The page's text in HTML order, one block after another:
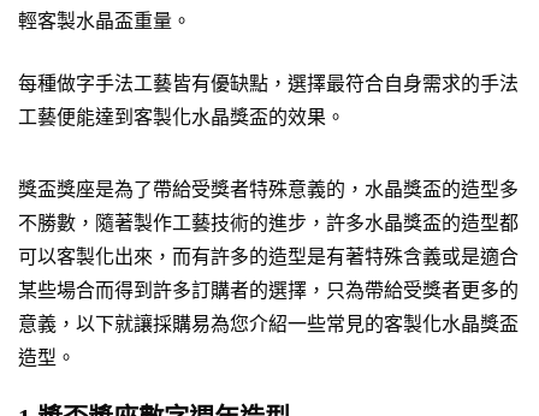
輕客製水晶盃重量。
每種做字手法工藝皆有優缺點，選擇最符合自身需求的手法
工藝便能達到客製化水晶獎盃的效果。
獎盃獎座是為了帶給受獎者特殊意義的，水晶獎盃的造型多
不勝數，隨著製作工藝技術的進步，許多水晶獎盃的造型都
可以客製化出來，而有許多的造型是有著特殊含義或是適合
某些場合而得到許多訂購者的選擇，只為帶給受獎者更多的
意義，以下就讓採購易為您介紹一些常見的客製化水晶獎盃
造型。